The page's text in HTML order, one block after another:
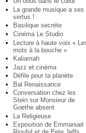
La grande musique a ses
vertus !
Basilique secrète
Cinéma Le Studio
Lecture à haute voix «
mots à la bouche »
Kaliamah
Jazz et cinéma
Défile pour ta planète
Bal Renaissance
Conversation chez les
Stein sur Monsieur de
Goethe absent
La Religieuse
Exposition de Emmanuel